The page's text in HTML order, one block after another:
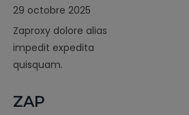
29 octobre 2025
Zaproxy dolore alias
impedit expedita
quisquam.
ZAP